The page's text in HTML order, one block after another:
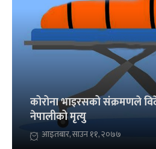
कोरोना भाइरसको संक्रमणले
नेपालीको मृत्यु
आइतबार, साउन ११, २०७७